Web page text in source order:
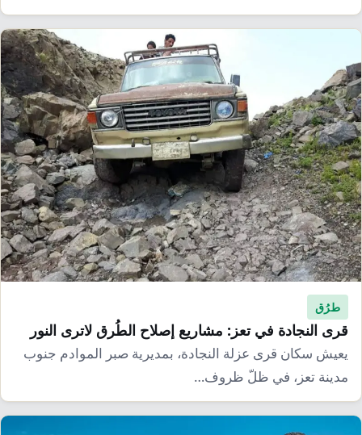
طرُق
قرى النجادة في تعز: مشاريع إصلاح الطُرق لاترى النور
يعيش سكان قرى عزلة النجادة، بمديرية صبر الموادم جنوب
مدينة تعز، في ظلّ ظروف…